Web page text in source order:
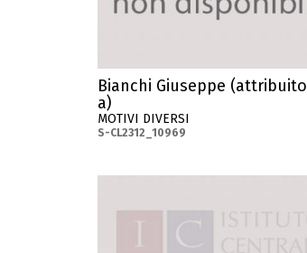
Bianchi Giuseppe (attribuito
a)
MOTIVI DIVERSI
S-CL2312_10969